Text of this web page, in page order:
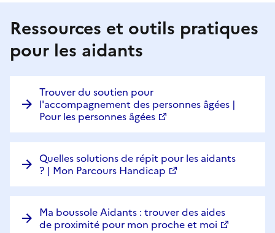
Ressources et outils pratiques
pour les aidants
Trouver du soutien pour
l'accompagnement des personnes âgées |
Pour les personnes âgées
Quelles solutions de répit pour les aidants
? | Mon Parcours Handicap
Ma boussole Aidants : trouver des aides
de proximité pour mon proche et moi